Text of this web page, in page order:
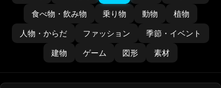
食べ物・飲み物
乗り物 動物
植物
人物・からだ
ファッション
季節・イベント
建物
ゲーム 図形 素材